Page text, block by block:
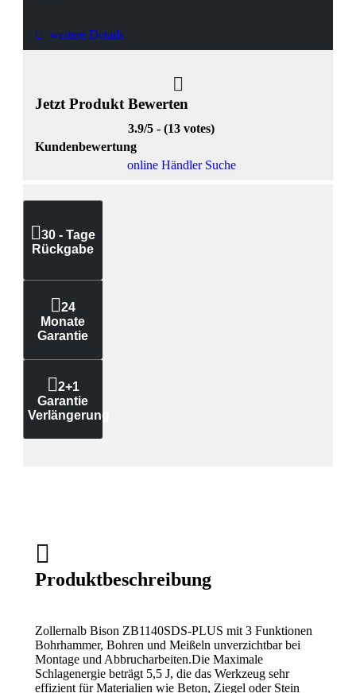
weitere Details
Jetzt Produkt Bewerten
3.9/5 - (13 votes)
Kundenbewertung
online Händler Suche
30 - Tage
Rückgabe
24
Monate
Garantie
2+1
Garantie
Verlängerung
Produktbeschreibung
Zollernalb Bison ZB1140SDS-PLUS mit 3 Funktionen
Bohrhammer, Bohren und Meißeln unverzichtbar bei
Montage und Abbrucharbeiten.Die Maximale
Schlagenergie beträgt 5,5 J, die das Werkzeug sehr
effizient für Materialien wie Beton, Ziegel oder Stein